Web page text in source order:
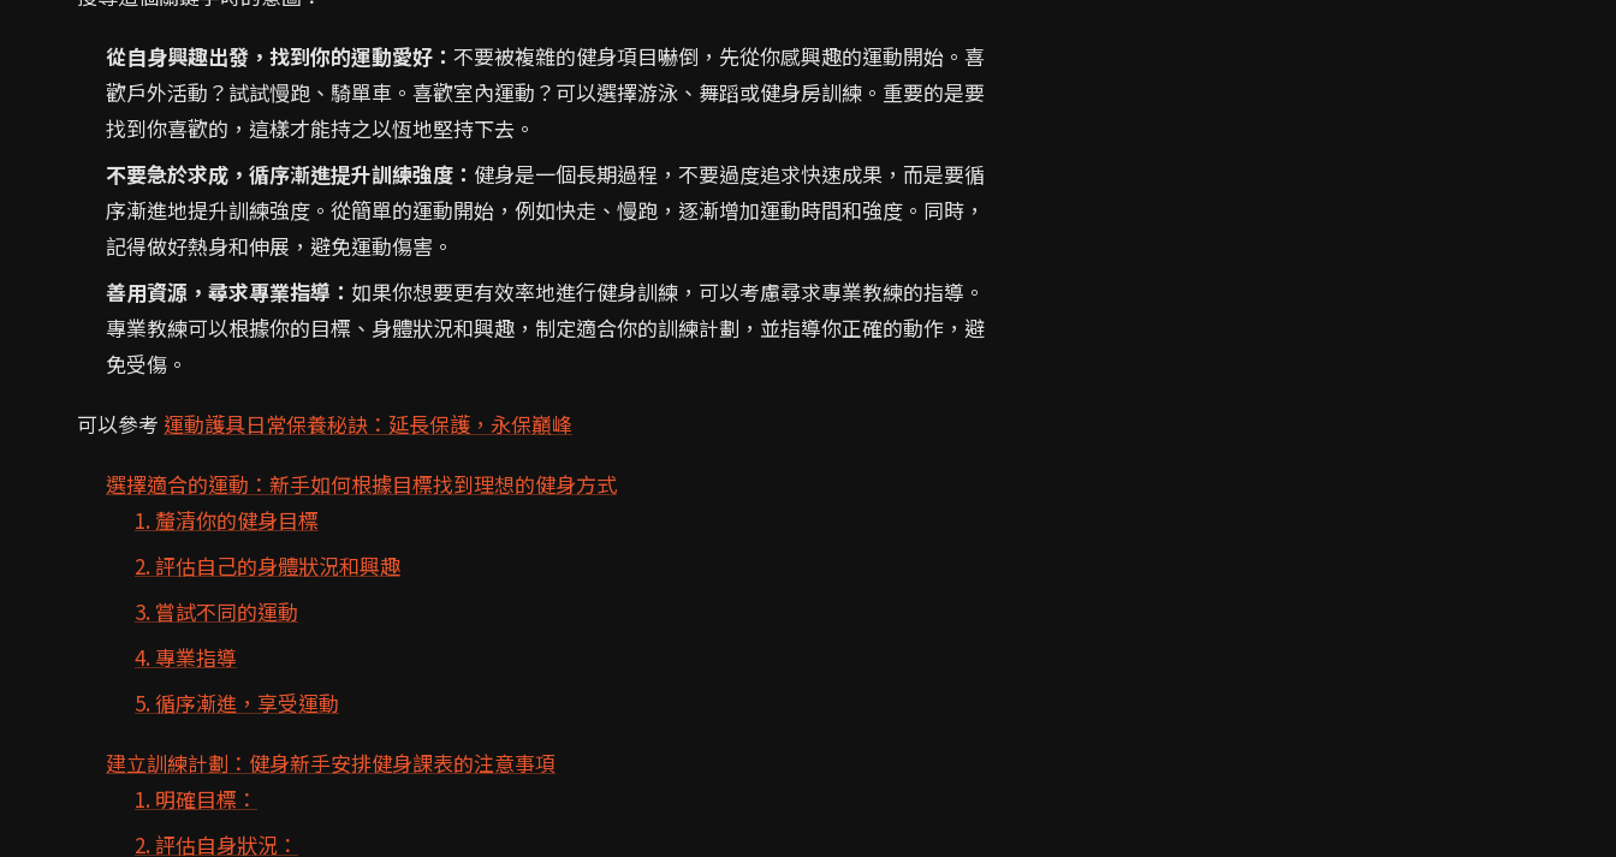
從自身興趣出發，找到你的運動愛好： 不要被複雜的健身項目嚇倒，先從你感興趣的運動開始。喜
歡戶外活動？試試慢跑、騎單車。喜歡室內運動？可以選擇游泳、舞蹈或健身房訓練。重要的是要
找到你喜歡的，這樣才能持之以恆地堅持下去。
不要急於求成，循序漸進提升訓練強度： 健身是一個長期過程，不要過度追求快速成果，而是要循
序漸進地提升訓練強度。從簡單的運動開始，例如快走、慢跑，逐漸增加運動時間和強度。同時，
記得做好熱身和伸展，避免運動傷害。
善用資源，尋求專業指導： 如果你想要更有效率地進行健身訓練，可以考慮尋求專業教練的指導。
專業教練可以根據你的目標、身體狀況和興趣，制定適合你的訓練計劃，並指導你正確的動作，避
免受傷。
可以參考 運動護具日常保養秘訣：延長保護，永保巔峰
選擇適合的運動：新手如何根據目標找到理想的健身方式
1. 釐清你的健身目標
2. 評估自己的身體狀況和興趣
3. 嘗試不同的運動
4. 專業指導
5. 循序漸進，享受運動
建立訓練計劃：健身新手安排健身課表的注意事項
1. 明確目標：
2. 評估自身狀況：